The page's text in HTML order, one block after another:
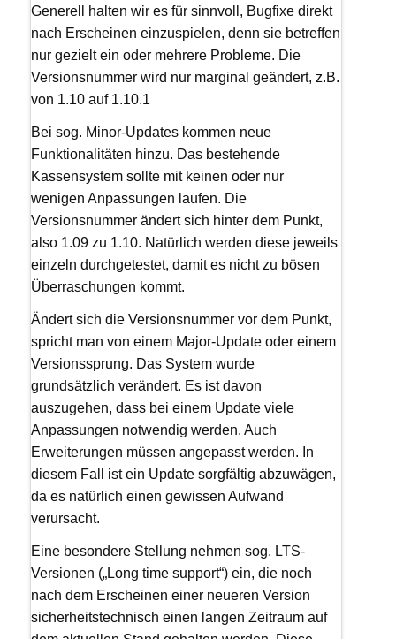
Generell halten wir es für sinnvoll, Bugfixe direkt
nach Erscheinen einzuspielen, denn sie betreffen
nur gezielt ein oder mehrere Probleme. Die
Versionsnummer wird nur marginal geändert, z.B.
von 1.10 auf 1.10.1
Bei sog. Minor-Updates kommen neue
Funktionalitäten hinzu. Das bestehende
Kassensystem sollte mit keinen oder nur
wenigen Anpassungen laufen. Die
Versionsnummer ändert sich hinter dem Punkt,
also 1.09 zu 1.10. Natürlich werden diese jeweils
einzeln durchgetestet, damit es nicht zu bösen
Überraschungen kommt.
Ändert sich die Versionsnummer vor dem Punkt,
spricht man von einem Major-Update oder einem
Versionssprung. Das System wurde
grundsätzlich verändert. Es ist davon
auszugehen, dass bei einem Update viele
Anpassungen notwendig werden. Auch
Erweiterungen müssen angepasst werden. In
diesem Fall ist ein Update sorgfältig abzuwägen,
da es natürlich einen gewissen Aufwand
verursacht.
Eine besondere Stellung nehmen sog. LTS-
Versionen („Long time support“) ein, die noch
nach dem Erscheinen einer neueren Version
sicherheitstechnisch einen langen Zeitraum auf